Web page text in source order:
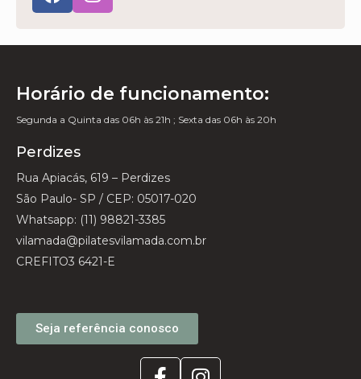
Horário de funcionamento:
Segunda a Quinta das 06h às 21h ; Sexta das 06h às 20h
Perdizes
Rua Apiacás, 619 – Perdizes
São Paulo- SP / CEP: 05017-020
Whatsapp: (11) 98821-3385
vilamada@pilatesvilamada.com.br
CREFITO3 6421-E
Seja referência conosco